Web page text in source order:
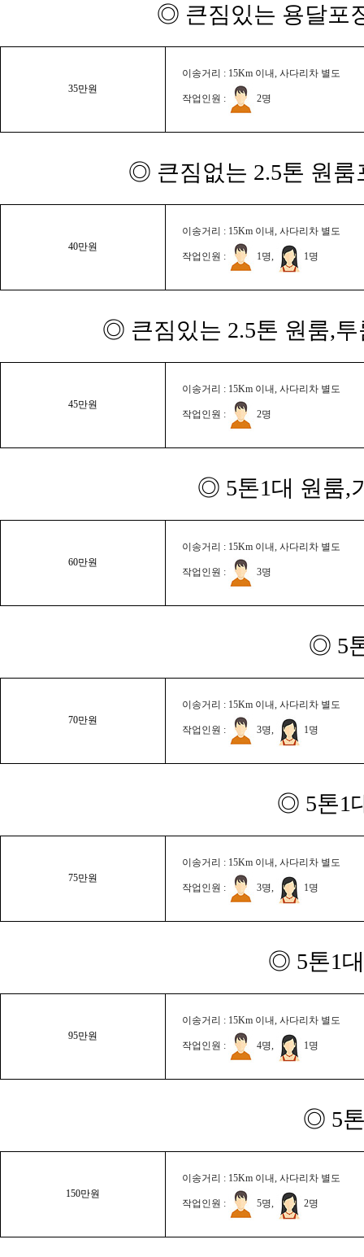
◎ 큰짐있는 용달포
35만원
이송거리 : 15Km 이내, 사다리차 별도
작업인원 : 2명
◎ 큰짐없는 2.5톤 원룸
40만원
이송거리 : 15Km 이내, 사다리차 별도
작업인원 : 1명, 1명
◎ 큰짐있는 2.5톤 원룸,
45만원
이송거리 : 15Km 이내, 사다리차 별도
작업인원 : 2명
◎ 5톤1대 원룸,
60만원
이송거리 : 15Km 이내, 사다리차 별도
작업인원 : 3명
◎ 5
70만원
이송거리 : 15Km 이내, 사다리차 별도
작업인원 : 3명, 1명
◎ 5톤1
75만원
이송거리 : 15Km 이내, 사다리차 별도
작업인원 : 3명, 1명
◎ 5톤1
95만원
이송거리 : 15Km 이내, 사다리차 별도
작업인원 : 4명, 1명
◎ 5
150만원
이송거리 : 15Km 이내, 사다리차 별도
작업인원 : 5명, 2명